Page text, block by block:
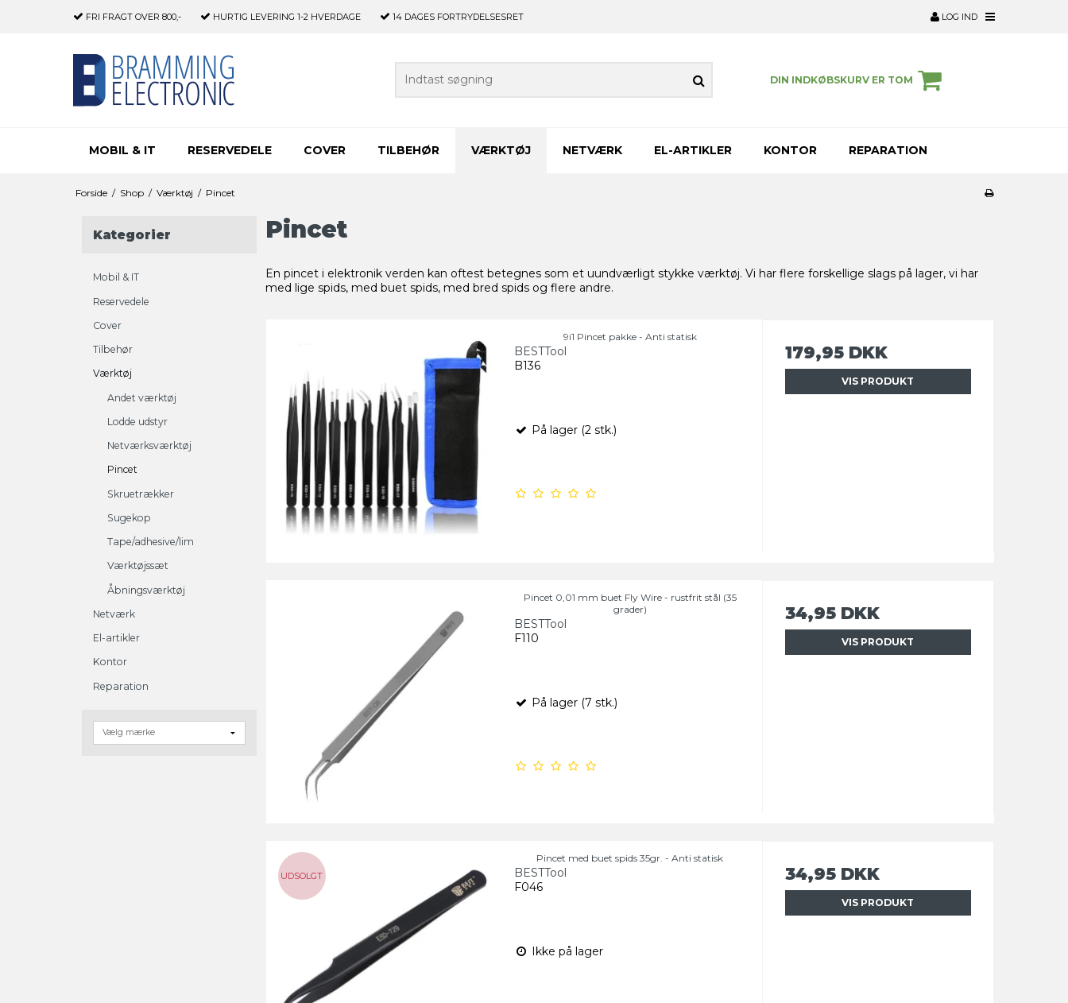
FRI FRAGT OVER 800,- HURTIG LEVERING 1-2 HVERDAGE 14 DAGES FORTRYDELSESRET LOG IND
DIN INDKØBSKURV ER TOM
MOBIL & IT RESERVEDELE COVER TILBEHØR VÆRKTØJ NETVÆRK EL-ARTIKLER KONTOR REPARATION
Forside / Shop / Værktøj / Pincet
Kategorier
Mobil & IT
Reservedele
Cover
Tilbehør
Værktøj
Andet værktøj
Lodde udstyr
Netværksværktøj
Pincet
Skruetrækker
Sugekop
Tape/adhesive/lim
Værktøjssæt
Åbningsværktøj
Netværk
El-artikler
Kontor
Reparation
Pincet
En pincet i elektronik verden kan oftest betegnes som et uundværligt stykke værktøj. Vi har flere forskellige slags på lager, vi har
med lige spids, med buet spids, med bred spids og flere andre.
9i1 Pincet pakke - Anti statisk
BESTTool
B136
På lager (2 stk.)
179,95 DKK
VIS PRODUKT
Pincet 0,01 mm buet Fly Wire - rustfrit stål (35
grader)
BESTTool
F110
På lager (7 stk.)
34,95 DKK
VIS PRODUKT
UDSOLGT
Pincet med buet spids 35gr. - Anti statisk
BESTTool
F046
Ikke på lager
34,95 DKK
VIS PRODUKT